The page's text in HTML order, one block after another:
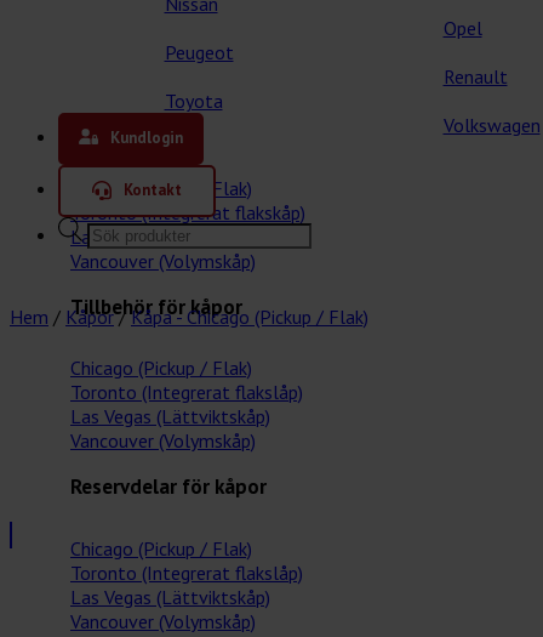
Opel
Peugeot
Renault
Toyota
Volkswagen
Våra kåpor
Chicago (Pickup / Flak)
Toronto (Integrerat flakskåp)
Las Vegas (Lättviktskåp)
Vancouver (Volymskåp)
Tillbehör för kåpor
Chicago (Pickup / Flak)
Toronto (Integrerat flakslåp)
Las Vegas (Lättviktskåp)
Vancouver (Volymskåp)
Reservdelar för kåpor
Chicago (Pickup / Flak)
Toronto (Integrerat flakslåp)
Las Vegas (Lättviktskåp)
Vancouver (Volymskåp)
Kundlogin
Kontakt
Products
search
Hem / Kåpor / Kåpa - Chicago (Pickup / Flak)